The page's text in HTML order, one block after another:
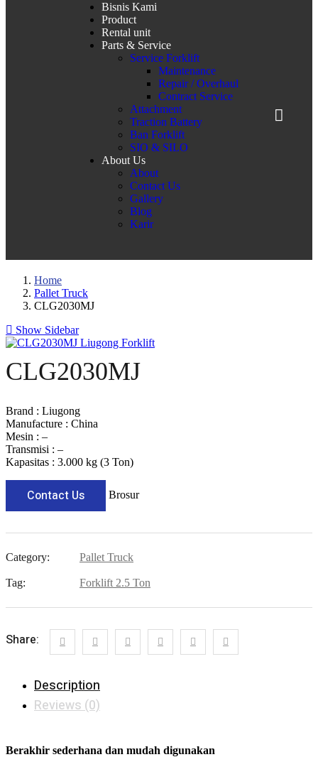
Bisnis Kami
Product
Rental unit
Parts & Service
Service Forklift
Maintenance
Repair / Overhaul
Contract Service
Attachment
Traction Battery
Ban Forklift
SIO & SILO
About Us
About
Contact Us
Gallery
Blog
Karir
Home
Pallet Truck
CLG2030MJ
Show Sidebar
CLG2030MJ
Brand : Liugong
Manufacture : China
Mesin : –
Transmisi : –
Kapasitas : 3.000 kg (3 Ton)
Contact Us Brosur
Category: Pallet Truck
Tag: Forklift 2.5 Ton
Share:
Description
Reviews (0)
Berakhir sederhana dan mudah digunakan